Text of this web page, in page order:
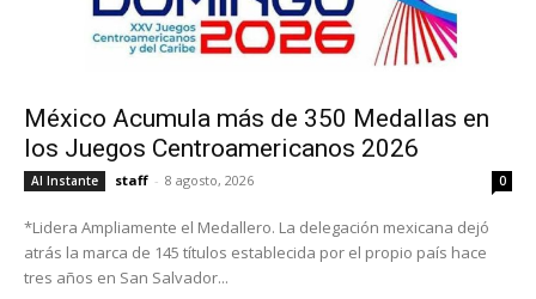
México Acumula más de 350 Medallas en
los Juegos Centroamericanos 2026
Al Instante staff - 8 agosto, 2026 0
*Lidera Ampliamente el Medallero. La delegación mexicana dejó
atrás la marca de 145 títulos establecida por el propio país hace
tres años en San Salvador...